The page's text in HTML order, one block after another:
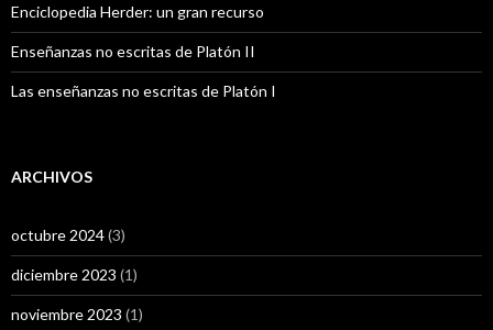
Enciclopedia Herder: un gran recurso
Enseñanzas no escritas de Platón II
Las enseñanzas no escritas de Platón I
ARCHIVOS
octubre 2024(3)
diciembre 2023 (1)
noviembre 2023 (1)